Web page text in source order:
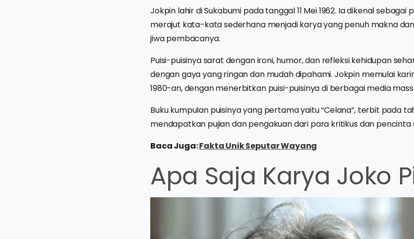
Jokpin lahir di Sukabumi pada tanggal 11 Mei 1962. Ia dikenal
merajut kata-kata sederhana menjadi karya yang penuh makna
jiwa pembacanya.
Puisi-puisinya sarat dengan ironi, humor, dan refleksi kehidupan
dengan gaya yang ringan dan mudah dipahami. Jokpin memulai
1980-an, dengan menerbitkan puisi-puisinya di berbagai media
Buku kumpulan puisinya yang pertama yaitu “Celana”, terbit pada
mendapatkan pujian dan pengakuan dari para kritikus dan pencinta
Baca Juga:Fakta Unik Seputar Wayang
Apa Saja Karya Joko